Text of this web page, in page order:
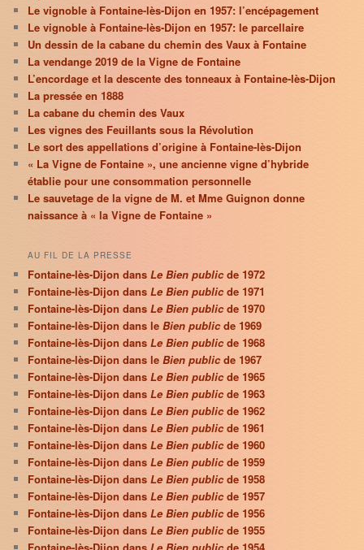
Le vignoble à Fontaine-lès-Dijon en 1957: l’encépagement
Le vignoble à Fontaine-lès-Dijon en 1957: le parcellaire
Un dessin de la cabane du chemin des Vaux à Fontaine
La vendange 2019 de la Vigne de Fontaine
L’encordage et la descente des tonneaux à Fontaine-lès-Dijon
La pressée en 1888
La cabane du chemin des Vaux
Les vignes des Feuillants sous la Révolution
Le sort des appellations d’origine à Fontaine-lès-Dijon
« La Vigne de Fontaine », une ancienne vigne d’hybride
établie pour une consommation personnelle
Le sauvetage de la vigne de M. et Mme Guignon donne
naissance à « la Vigne de Fontaine »
AU FIL DE LA PRESSE
Fontaine-lès-Dijon dansLe Bien publicde 1972
Fontaine-lès-Dijon dansLe Bien public de 1971
Fontaine-lès-Dijon dansLe Bien publicde 1970
Fontaine-lès-Dijon dans leBien publicde 1969
Fontaine-lès-Dijon dansLe Bien public de 1968
Fontaine-lès-Dijon dans leBien publicde 1967
Fontaine-lès-Dijon dansLe Bien publicde 1965
Fontaine-lès-Dijon dansLe Bien public de 1963
Fontaine-lès-Dijon dansLe Bien publicde 1962
Fontaine-lès-Dijon dansLe Bien publicde 1961
Fontaine-lès-Dijon dansLe Bien public de 1960
Fontaine-lès-Dijon dansLe Bien publicde 1959
Fontaine-lès-Dijon dansLe Bien publicde 1958
Fontaine-lès-Dijon dansLe Bien public de 1957
Fontaine-lès-Dijon dansLe Bien publicde 1956
Fontaine-lès-Dijon dansLe Bien publicde 1955